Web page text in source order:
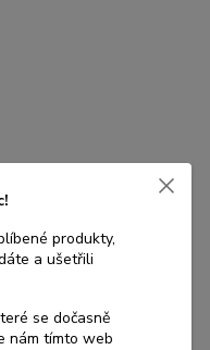
produkty,
a ušetřili
se dočasně
nám tímto web